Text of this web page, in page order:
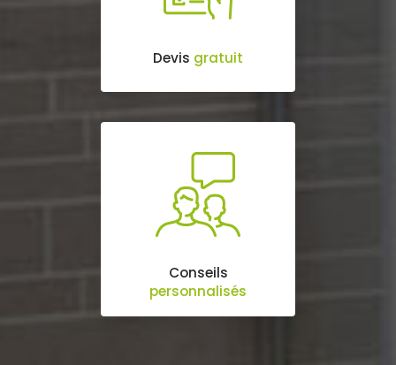
Devis gratuit
Conseils
personnalisés